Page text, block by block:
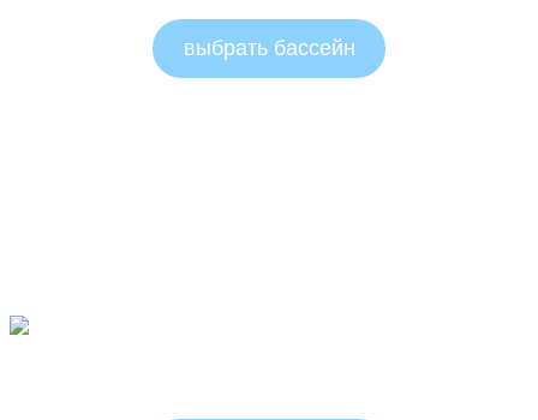
выбрать бассейн